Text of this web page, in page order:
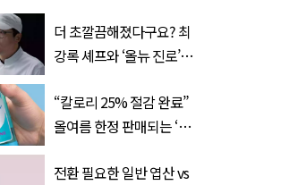
더 초깔끔해졌다구요? 최
강록 셰프와 ‘올뉴 진로’의
“칼로리 25% 절감 완료”
올여름 한정 판매되는 ‘최
전환 필요한 일반 엽산 vs